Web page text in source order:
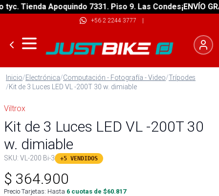
Tienda Apoquindo 7331. Piso 9. Las Condes¡ENVÍO
+56 2 2244 3777 |
Inicio/Electrónica/Computación - Fotografía - Video/Trípodes
/Kit de 3 Luces LED VL -200T 30 w. dimiable
Viltrox
Kit de 3 Luces LED VL -200T 30
w. dimiable
SKU: VL-200 Bi-3 +5 VENDIDOS
$ 364.900
Precio Tarjetas: Hasta 6 cuotas de $60.817